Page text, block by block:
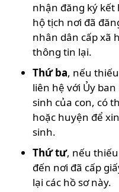
nhận đăng ký kết
hộ tịch nơi đã
nhân dân cấp xã
thông tin lại.
Thứ ba, nếu
liên hệ với Ủy
sinh của con, có
hoặc huyện để
sinh.
Thứ tư, nếu
đến nơi đã cấp
lại các hồ sơ này.